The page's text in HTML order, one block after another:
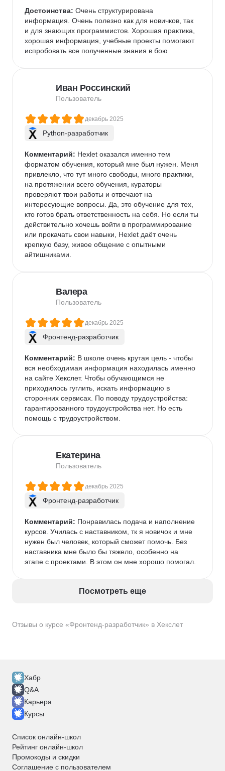
Отзывы о курсе «Фронтенд-разработчик» в Хекслет
Достоинства: Очень структурирована
информация. Очень полезно как для новичков, так
и для знающих программистов. Хорошая практика,
хорошая информация, учебные проекты помогают
испробовать все полученные знания в бою
Иван Россинский
Пользователь
декабрь 2025
Python-разработчик
Комментарий: Hexlet оказался именно тем
форматом обучения, который мне был нужен. Меня
привлекло, что тут много свободы, много практики,
на протяжении всего обучения, кураторы
проверяют твои работы и отвечают на
интересующие вопросы. Да, это обучение для тех,
кто готов брать ответственность на себя. Но если ты
действительно хочешь войти в программирование
или прокачать свои навыки, Hexlet даёт очень
крепкую базу, живое общение с опытными
айтишниками.
Валера
Пользователь
декабрь 2025
Фронтенд-разработчик
Комментарий: В школе очень крутая цель - чтобы
вся необходимая информация находилась именно
на сайте Хекслет. Чтобы обучающимся не
приходилось гуглить, искать информацию в
сторонних сервисах. По поводу трудоустройства:
гарантированного трудоустройства нет. Но есть
помощь с трудоустройством.
Екатерина
Пользователь
декабрь 2025
Фронтенд-разработчик
Комментарий: Понравилась подача и наполнение
курсов. Училась с наставником, тк я новичок и мне
нужен был человек, который сможет помочь. Без
наставника мне было бы тяжело, особенно на
этапе с проектами. В этом он мне хорошо помогал.
Посмотреть еще
Хабр
Q&A
Карьера
Курсы
Список онлайн-школ
Рейтинг онлайн-школ
Промокоды и скидки
Соглашение с пользователем